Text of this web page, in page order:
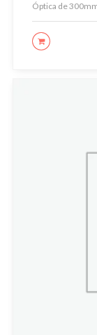
Óptica de
LEER MÁS